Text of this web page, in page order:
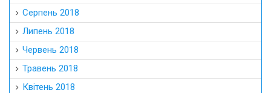
Серпень 2018
Липень 2018
Червень 2018
Травень 2018
Квітень 2018